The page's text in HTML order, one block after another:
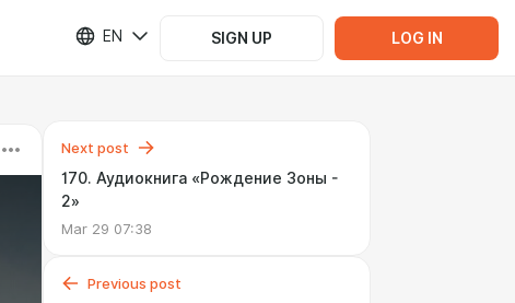
EN SIGN UP LOG IN
Next post
170. Аудиокнига «Рождение Зоны -
2»
Mar 29 07:38
Previous post